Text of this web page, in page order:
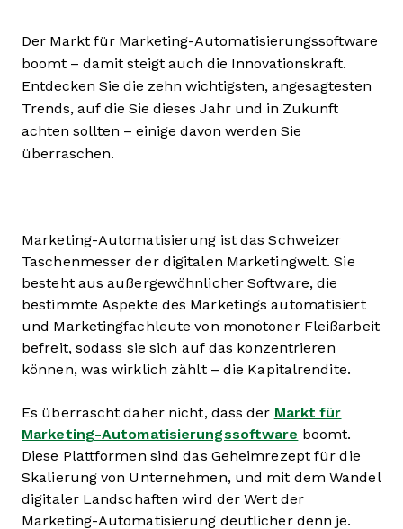
Der Markt für Marketing-Automatisierungssoftware
boomt – damit steigt auch die Innovationskraft.
Entdecken Sie die zehn wichtigsten, angesagtesten
Trends, auf die Sie dieses Jahr und in Zukunft
achten sollten – einige davon werden Sie
überraschen.
Marketing-Automatisierung ist das Schweizer
Taschenmesser der digitalen Marketingwelt. Sie
besteht aus außergewöhnlicher Software, die
bestimmte Aspekte des Marketings automatisiert
und Marketingfachleute von monotoner Fleißarbeit
befreit, sodass sie sich auf das konzentrieren
können, was wirklich zählt – die Kapitalrendite.
Es überrascht daher nicht, dass der Markt für
Marketing-Automatisierungssoftware boomt.
Diese Plattformen sind das Geheimrezept für die
Skalierung von Unternehmen, und mit dem Wandel
digitaler Landschaften wird der Wert der
Marketing-Automatisierung deutlicher denn je.